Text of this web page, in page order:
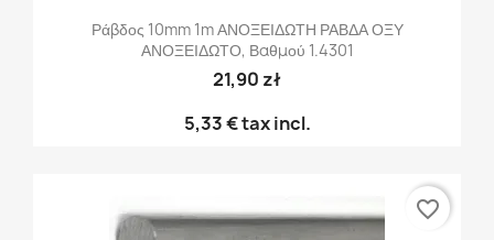
Ράβδος 10mm 1m ΑΝΟΞΕΙΔΩΤΗ ΡΑΒΔΑ ΟΞΥ
ΑΝΟΞΕΙΔΩΤΟ, Βαθμού 1.4301
21,90 zł
5,33 €tax incl.
favorite_border